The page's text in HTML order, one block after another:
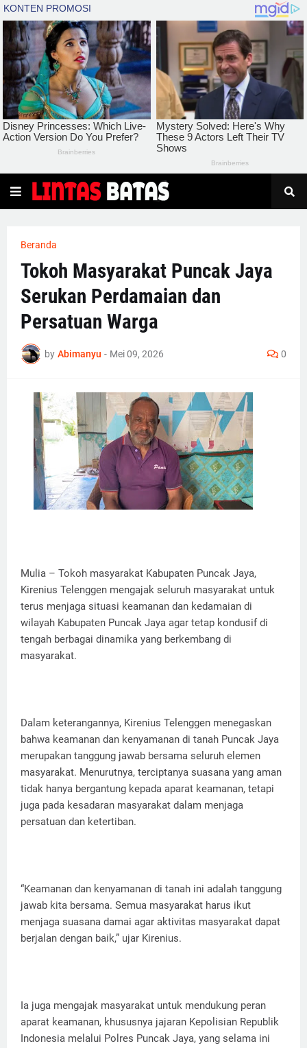
Beranda
Tokoh Masyarakat Puncak Jaya
Serukan Perdamaian dan
Persatuan Warga
by Abimanyu - Mei 09, 2026 0
Mulia – Tokoh masyarakat Kabupaten Puncak Jaya,
Kirenius Telenggen mengajak seluruh masyarakat untuk
terus menjaga situasi keamanan dan kedamaian di
wilayah Kabupaten Puncak Jaya agar tetap kondusif di
tengah berbagai dinamika yang berkembang di
masyarakat.
Dalam keterangannya, Kirenius Telenggen menegaskan
bahwa keamanan dan kenyamanan di tanah Puncak Jaya
merupakan tanggung jawab bersama seluruh elemen
masyarakat. Menurutnya, terciptanya suasana yang aman
tidak hanya bergantung kepada aparat keamanan, tetapi
juga pada kesadaran masyarakat dalam menjaga
persatuan dan ketertiban.
“Keamanan dan kenyamanan di tanah ini adalah tanggung
jawab kita bersama. Semua masyarakat harus ikut
menjaga suasana damai agar aktivitas masyarakat dapat
berjalan dengan baik,” ujar Kirenius.
Ia juga mengajak masyarakat untuk mendukung peran
aparat keamanan, khususnya jajaran Kepolisian Republik
Indonesia melalui Polres Puncak Jaya, yang selama ini